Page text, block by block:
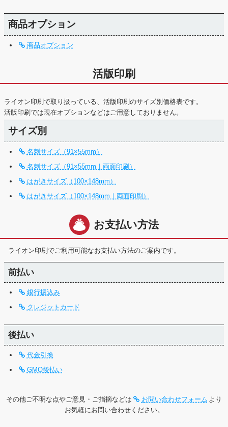
商品オプション
商品オプション
活版印刷
ライオン印刷で取り扱っている、活版印刷のサイズ別価格表です。
活版印刷では現在オプションなどはご用意しておりません。
サイズ別
名刺サイズ（91×55mm）
名刺サイズ（91×55mm｜両面印刷）
はがきサイズ（100×148mm）
はがきサイズ（100×148mm｜両面印刷）
お支払い方法
ライオン印刷でご利用可能なお支払い方法のご案内です。
前払い
銀行振込み
クレジットカード
後払い
代金引換
GMO後払い
その他ご不明な点やご意見・ご指摘などは お問い合わせフォーム より
お気軽にお問い合わせください。